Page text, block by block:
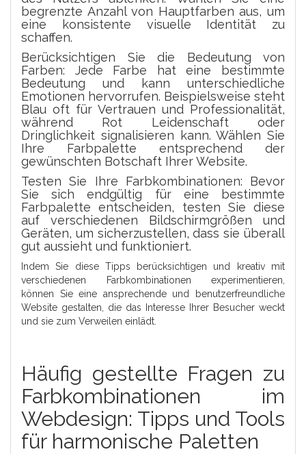
begrenzte Anzahl von Hauptfarben aus, um
eine konsistente visuelle Identität zu
schaffen.
Berücksichtigen Sie die Bedeutung von
Farben: Jede Farbe hat eine bestimmte
Bedeutung und kann unterschiedliche
Emotionen hervorrufen. Beispielsweise steht
Blau oft für Vertrauen und Professionalität,
während Rot Leidenschaft oder
Dringlichkeit signalisieren kann. Wählen Sie
Ihre Farbpalette entsprechend der
gewünschten Botschaft Ihrer Website.
Testen Sie Ihre Farbkombinationen: Bevor
Sie sich endgültig für eine bestimmte
Farbpalette entscheiden, testen Sie diese
auf verschiedenen Bildschirmgrößen und
Geräten, um sicherzustellen, dass sie überall
gut aussieht und funktioniert.
Indem Sie diese Tipps berücksichtigen und kreativ mit
verschiedenen Farbkombinationen experimentieren,
können Sie eine ansprechende und benutzerfreundliche
Website gestalten, die das Interesse Ihrer Besucher weckt
und sie zum Verweilen einlädt.
Häufig gestellte Fragen zu
Farbkombinationen im
Webdesign: Tipps und Tools
für harmonische Paletten